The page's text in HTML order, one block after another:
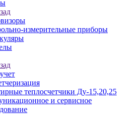
измерительные приборы
теплосчетчики Ду-15,20,25
и сервисное